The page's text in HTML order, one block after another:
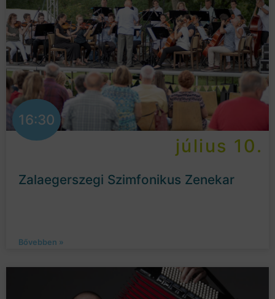
16:30
július 10.
Zalaegerszegi Szimfonikus Zenekar
Bővebben »